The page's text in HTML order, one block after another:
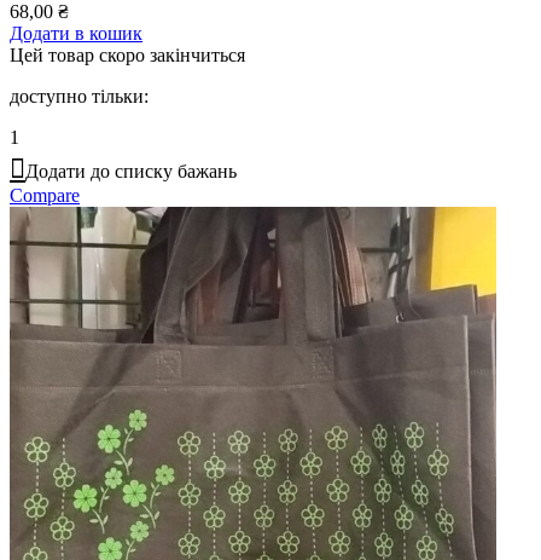
68,00 ₴
Додати в кошик
Цей товар скоро закінчиться
доступно тільки:
1
Додати до списку бажань
Compare